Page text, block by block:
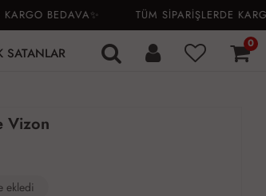
BEDAVA✨ TÜM SİPARİŞLERDE KARGO
SATANLAR
0
Vizon